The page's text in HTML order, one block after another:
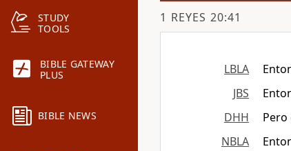
STUDY
TOOLS
BIBLE GATEWAY
PLUS
BIBLE NEWS
1 REYES 20:41
LBLA
JBS
DHH
NBLA